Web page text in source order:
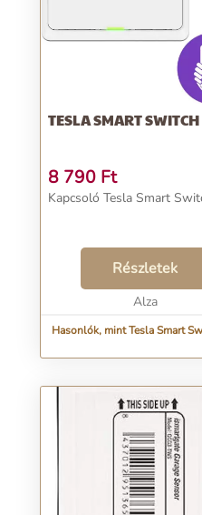
TESLA SMART SWITCH
8 790 Ft
Kapcsoló Tesla Smart
Részletek
Alza
Hasonlók, mint Tesla Smart